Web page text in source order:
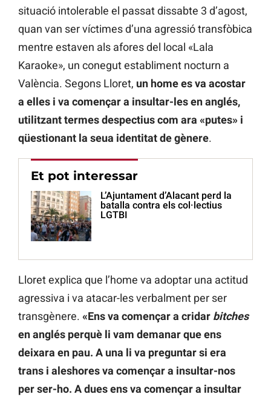
situació intolerable el passat dissabte 3 d’agost,
quan van ser víctimes d’una agressió transfòbica
mentre estaven als afores del local «Lala
Karaoke», un conegut establiment nocturn a
València. Segons Lloret, un home es va acostar
a elles i va començar a insultar-les en anglés,
utilitzant termes despectius com ara «putes» i
qüestionant la seua identitat de gènere.
Et pot interessar
L’Ajuntament d’Alacant perd la
batalla contra els col·lectius
LGTBI
Lloret explica que l’home va adoptar una actitud
agressiva i va atacar-les verbalment per ser
transgènere. «Ens va començar a cridar bitches
en anglés perquè li vam demanar que ens
deixara en pau. A una li va preguntar si era
trans i aleshores va començar a insultar-nos
per ser-ho. A dues ens va començar a insultar